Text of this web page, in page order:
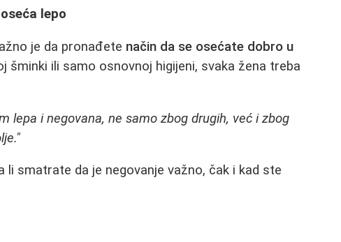
lepo
je da pronađete način da se osećate dobro u
šminki ili samo osnovnoj higijeni, svaka žena treba
lepa i negovana, ne samo zbog drugih, već i zbog
li smatrate da je negovanje važno, čak i kad ste